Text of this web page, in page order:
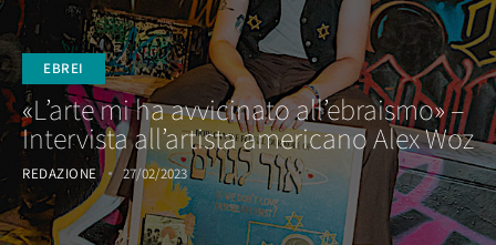
EBREI
«L’arte mi ha avvicinato all’ebraismo» –
Intervista all’artista americano Alex Woz
REDAZIONE 27/02/2023